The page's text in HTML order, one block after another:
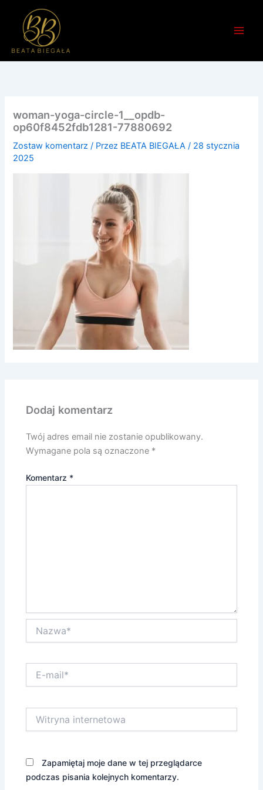
woman-yoga-circle-1__opdb-
op60f8452fdb1281-77880692
Zostaw komentarz / Przez BEATA BIEGAŁA/ 28 stycznia
2025
Dodaj komentarz
Twój adres email nie zostanie opublikowany.
Wymagane pola są oznaczone *
Komentarz *
mail*
internetowa
Zapamiętaj moje dane w tej przeglądarce
podczas pisania kolejnych komentarzy.